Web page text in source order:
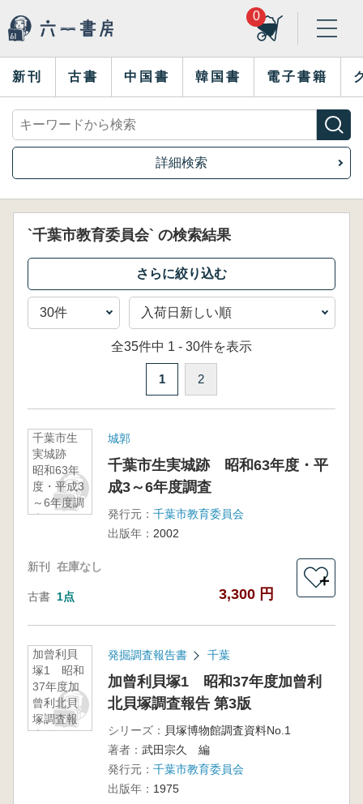
0
新刊 古書 中国書 韓国書 電子書籍
詳細検索
`千葉市教育委員会` の検索結果
全35件中 1 - 30件を表示
1 2
千葉市生
実城跡
昭和63年
度・平成3
～6年度調
査
城郭
千葉市生実城跡 昭和63年度・平
成3～6年度調査
発行元： 千葉市教育委員会
出版年： 2002
新刊 在庫なし
古書 1点 3,300 円
＋
加曾利貝
塚1 昭和
37年度加
曾利北貝
塚調査報
告 第3版
発掘調査報告書 千葉
加曾利貝塚1 昭和37年度加曾利
北貝塚調査報告 第3版
シリーズ： 貝塚博物館調査資料No.1
著者： 武田宗久 編
発行元： 千葉市教育委員会
出版年： 1975